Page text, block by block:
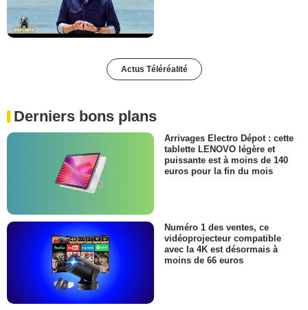
Actus Téléréalité
Derniers bons plans
Arrivages Electro Dépot : cette
tablette LENOVO légère et
puissante est à moins de 140
euros pour la fin du mois
Numéro 1 des ventes, ce
vidéoprojecteur compatible
avec la 4K est désormais à
moins de 66 euros